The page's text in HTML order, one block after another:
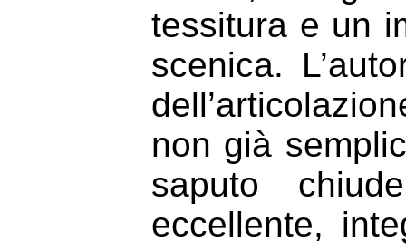
tessitura e un
scenica.
non già
saputo
eccellente,